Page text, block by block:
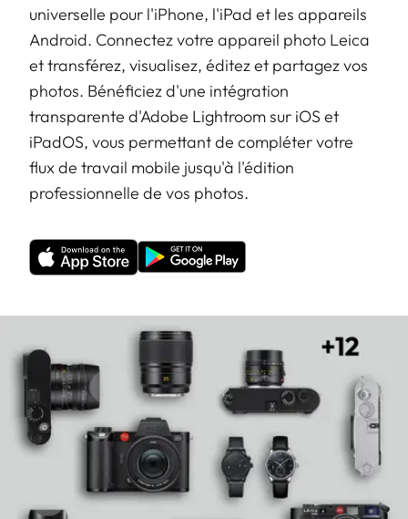
universelle pour l'iPhone, l'iPad et les appareils
Android. Connectez votre appareil photo Leica
et transférez, visualisez, éditez et partagez vos
photos. Bénéficiez d'une intégration
transparente d'Adobe Lightroom sur iOS et
iPadOS, vous permettant de compléter votre
flux de travail mobile jusqu'à l'édition
professionnelle de vos photos.